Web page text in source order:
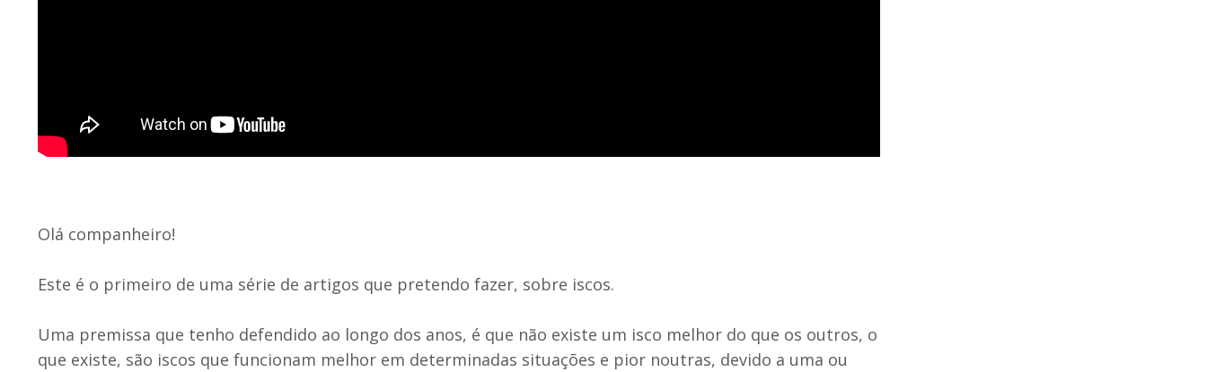
Olá companheiro!
Este é o primeiro de uma série de artigos que pretendo fazer, sobre iscos.
Uma premissa que tenho defendido ao longo dos anos, é que não existe um isco melhor do que os outros, o
que existe, são iscos que funcionam melhor em determinadas situações e pior noutras, devido a uma ou